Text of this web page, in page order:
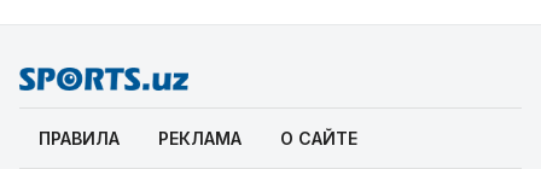
ПРАВИЛА РЕКЛАМА О САЙТЕ